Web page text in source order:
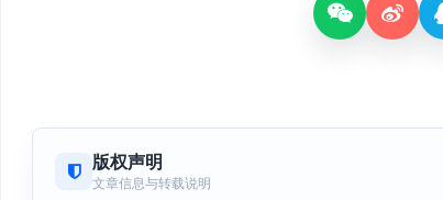
版权声明
文章信息与转载说明